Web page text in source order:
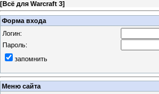
[Всё для Warcraft 3]
Форма входа
Логин:
Пароль:
запомнить
Меню сайта